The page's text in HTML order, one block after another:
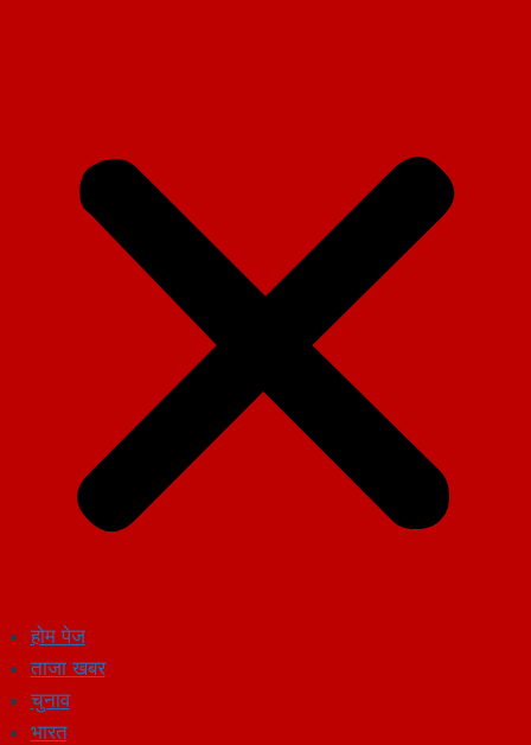
होम पेज
ताजा खबर
चुनाव
भारत